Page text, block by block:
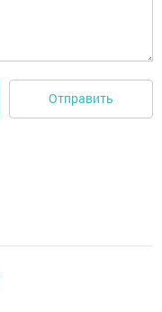
Отправить